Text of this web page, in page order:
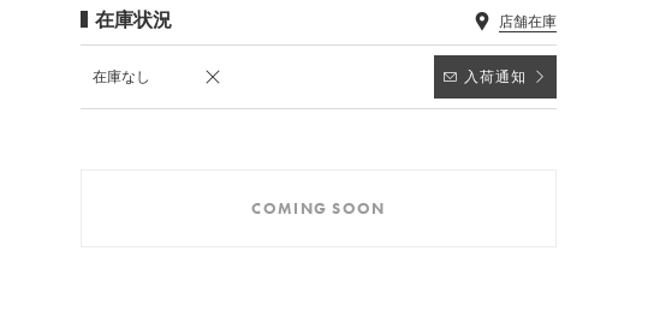
在庫状況 店舗在庫
在庫なし 入荷通知
COMING SOON